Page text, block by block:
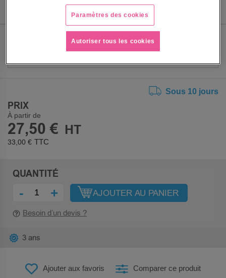
NB DE PIÈCES
Sous 10 jours
PRIX
À partir de
27,50 €
33,00 €
QUANTITÉ
- + AJOUTER AU PANIER
Besoin d’un devis ?
Ajouter aux favoris Comparer ce produit
3 ans
Paramètres des cookies
Autoriser tous les cookies